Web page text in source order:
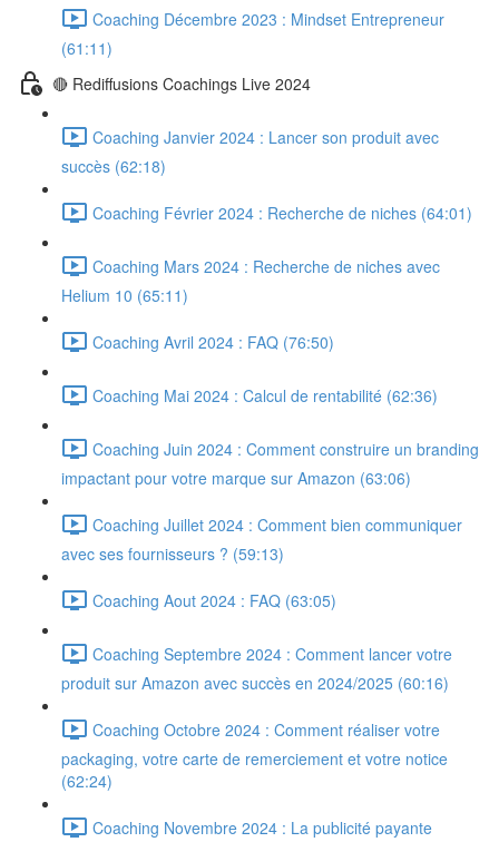
Coaching Décembre 2023 : Mindset Entrepreneur
(61:11)
🔴 Rediffusions Coachings Live 2024
Coaching Janvier 2024 : Lancer son produit avec
succès (62:18)
Coaching Février 2024 : Recherche de niches (64:01)
Coaching Mars 2024 : Recherche de niches avec
Helium 10 (65:11)
Coaching Avril 2024 : FAQ (76:50)
Coaching Mai 2024 : Calcul de rentabilité (62:36)
Coaching Juin 2024 : Comment construire un branding
impactant pour votre marque sur Amazon (63:06)
Coaching Juillet 2024 : Comment bien communiquer
avec ses fournisseurs ? (59:13)
Coaching Aout 2024 : FAQ (63:05)
Coaching Septembre 2024 : Comment lancer votre
produit sur Amazon avec succès en 2024/2025 (60:16)
Coaching Octobre 2024 : Comment réaliser votre
packaging, votre carte de remerciement et votre notice
(62:24)
Coaching Novembre 2024 : La publicité payante